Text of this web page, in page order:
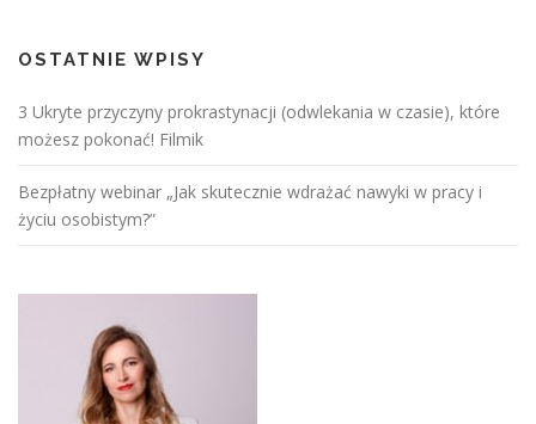
OSTATNIE WPISY
3 Ukryte przyczyny prokrastynacji (odwlekania w czasie), które
możesz pokonać! Filmik
Bezpłatny webinar „Jak skutecznie wdrażać nawyki w pracy i
życiu osobistym?”